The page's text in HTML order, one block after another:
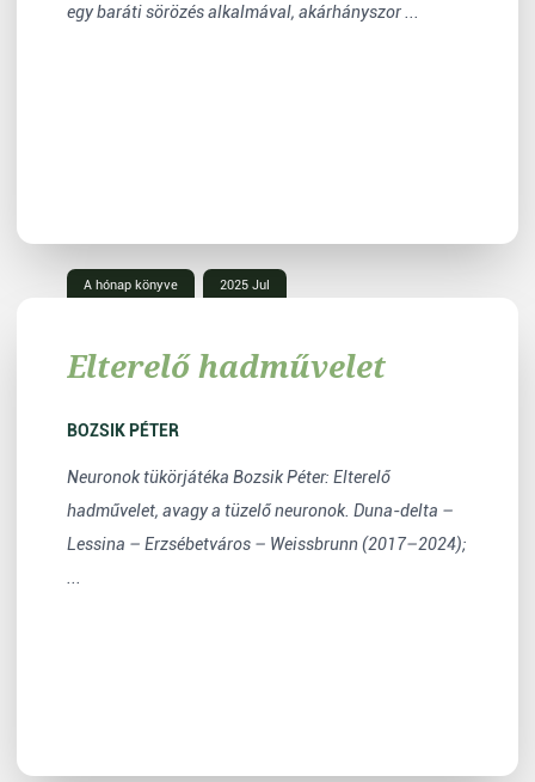
egy baráti sörözés alkalmával, akárhányszor ...
A hónap könyve 2025 Jul
Elterelő hadművelet
BOZSIK PÉTER
Neuronok tükörjátéka Bozsik Péter: Elterelő
hadművelet, avagy a tüzelő neuronok. Duna-delta –
Lessina – Erzsébetváros – Weissbrunn (2017–2024);